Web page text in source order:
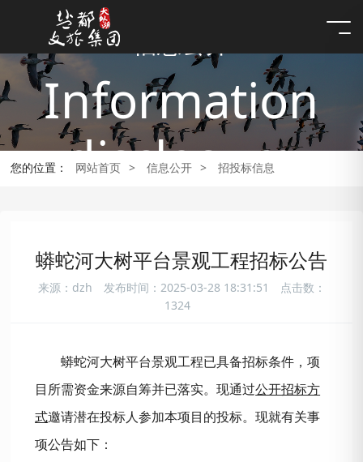
Information
disclosure
您的位置： 网站首页 > 信息公开 > 招投标信息
蟒蛇河大树平台景观工程招标公告
来源：dzh 发布时间：2025-03-28 18:31:51
点击数：
1324
蟒蛇河大树平台景观工程已具备招标条件，项
目所需资金来源自筹并已落实。现通过公开招标方
式邀请潜在投标人参加本项目的投标。现就有关事
项公告如下：